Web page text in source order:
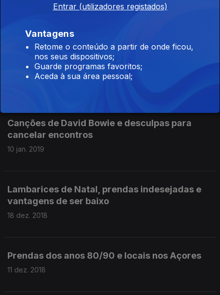
Estrangeirismos da informática e nomes de
pizas
Canções de David Bowie e desculpas para
cancelar encontros
10 jan. 2019
Lambarices de Natal, prendas indesejadas e
vantagens de ser baixo
18 dez. 2018
Prendas dos anos 80/90 e locais nos Açores
11 dez. 2018
Entrar (utilizadores registados)
Vantagens
Retome o conteúdo a partir de onde ficou,
nos seus dispositivos;
Guarde programas favoritos;
Aceda à sua área pessoal;